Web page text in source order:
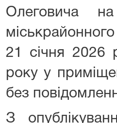
Олеговича
21 січня 2026
року у
без
З